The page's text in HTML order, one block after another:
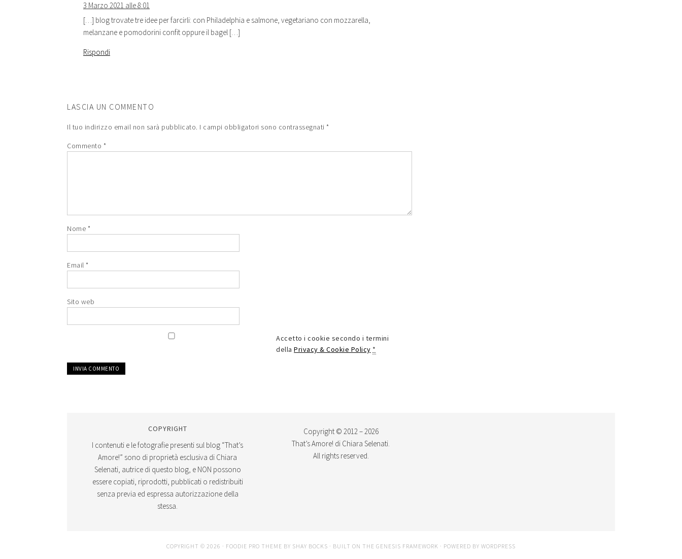
3 Marzo 2021 alle 8:01
[…] blog trovate tre idee per farcirli: con Philadelphia e salmone, vegetariano con mozzarella,
melanzane e pomodorini confit oppure il bagel […]
Rispondi
LASCIA UN COMMENTO
Il tuo indirizzo email non sarà pubblicato. I campi obbligatori sono contrassegnati *
Commento *
Nome *
Email *
Sito web
Accetto i cookie secondo i termini
dellaPrivacy & Cookie Policy *
COPYRIGHT
I contenuti e le fotografie presenti sul blog “That’s
Amore!” sono di proprietà esclusiva di Chiara
Selenati, autrice di questo blog, e NON possono
essere copiati, riprodotti, pubblicati o redistribuiti
senza previa ed espressa autorizzazione della
stessa.
Copyright © 2012 – 2026
That’s Amore! di Chiara Selenati.
All rights reserved.
COPYRIGHT © 2026 · FOODIE PRO THEME BY SHAY BOCKS · BUILT ON THE GENESIS FRAMEWORK · POWERED BY WORDPRESS